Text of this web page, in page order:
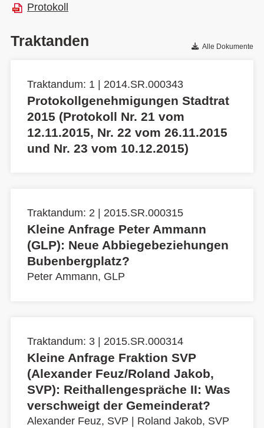
Protokoll
Traktanden Alle Dokumente
Traktandum: 1 | 2014.SR.000343
Protokollgenehmigungen Stadtrat
2015 (Protokoll Nr. 21 vom
12.11.2015, Nr. 22 vom 26.11.2015
und Nr. 23 vom 10.12.2015)
Traktandum: 2 | 2015.SR.000315
Kleine Anfrage Peter Ammann
(GLP): Neue Abbiegebeziehungen
Bubenbergplatz?
Peter Ammann, GLP
Traktandum: 3 | 2015.SR.000314
Kleine Anfrage Fraktion SVP
(Alexander Feuz/Roland Jakob,
SVP): Reithallengespräche II: Was
verschweigt der Gemeinderat?
Alexander Feuz, SVP Roland Jakob, SVP